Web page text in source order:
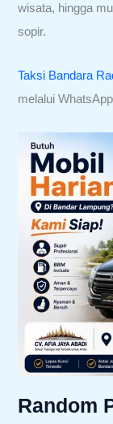
wisata, hingga
sopir.
Taksi Bandara
melalui
Random